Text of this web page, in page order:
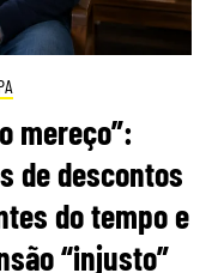
mereço”:
de descontos
do tempo e
“injusto”